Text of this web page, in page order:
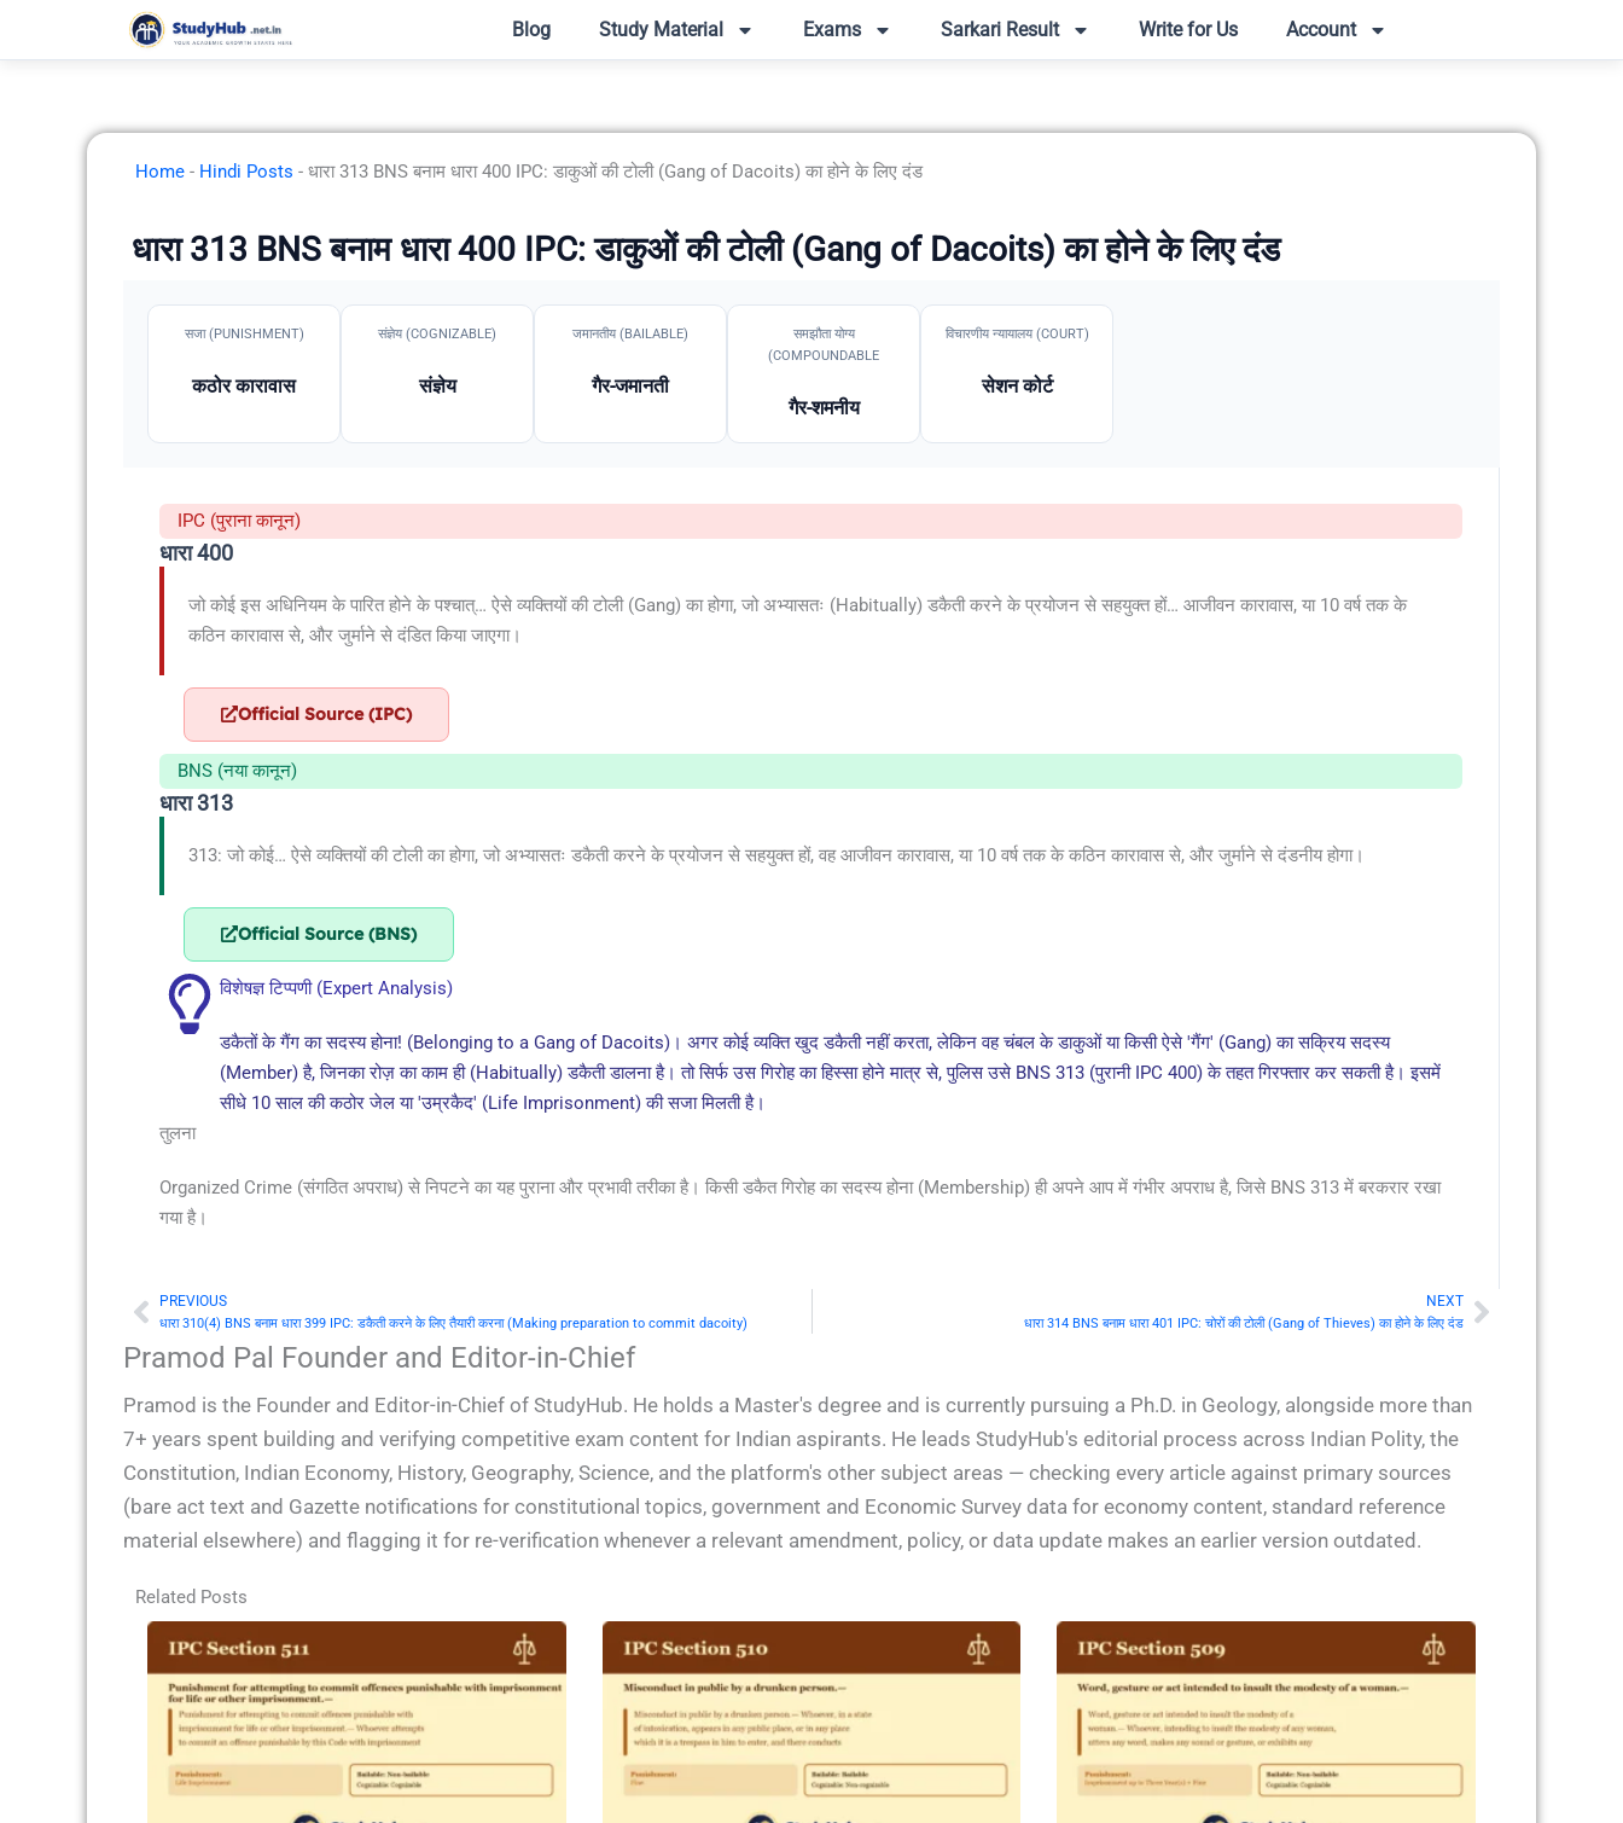
Blog Study Material Exams Sarkari Result Write for Us Account
Home - Hindi Posts - धारा 313 BNS बनाम धारा 400 IPC: डाकुओं की टोली (Gang of Dacoits) का होने के लिए दंड
धारा 313 BNS बनाम धारा 400 IPC: डाकुओं की टोली (Gang of Dacoits) का होने के लिए दंड
सजा (PUNISHMENT)
कठोर कारावास
संज्ञेय (COGNIZABLE)
संज्ञेय
जमानतीय (BAILABLE)
गैर-जमानती
समझौता योग्य
(COMPOUNDABLE
गैर-शमनीय
विचारणीय न्यायालय (COURT)
सेशन कोर्ट
IPC (पुराना कानून)
धारा 400
जो कोई इस अधिनियम के पारित होने के पश्चात्… ऐसे व्यक्तियों की टोली (Gang) का होगा, जो अभ्यासतः (Habitually) डकैती करने के प्रयोजन से सहयुक्त हों… आजीवन कारावास, या 10 वर्ष तक के
कठिन कारावास से, और जुर्माने से दंडित किया जाएगा।
Official Source (IPC)
BNS (नया कानून)
धारा 313
313: जो कोई… ऐसे व्यक्तियों की टोली का होगा, जो अभ्यासतः डकैती करने के प्रयोजन से सहयुक्त हों, वह आजीवन कारावास, या 10 वर्ष तक के कठिन कारावास से, और जुर्माने से दंडनीय होगा।
Official Source (BNS)
विशेषज्ञ टिप्पणी (Expert Analysis)
डकैतों के गैंग का सदस्य होना! (Belonging to a Gang of Dacoits)। अगर कोई व्यक्ति खुद डकैती नहीं करता, लेकिन वह चंबल के डाकुओं या किसी ऐसे 'गैंग' (Gang) का सक्रिय सदस्य
(Member) है, जिनका रोज़ का काम ही (Habitually) डकैती डालना है। तो सिर्फ उस गिरोह का हिस्सा होने मात्र से, पुलिस उसे BNS 313 (पुरानी IPC 400) के तहत गिरफ्तार कर सकती है। इसमें
सीधे 10 साल की कठोर जेल या 'उम्रकैद' (Life Imprisonment) की सजा मिलती है।
तुलना
Organized Crime (संगठित अपराध) से निपटने का यह पुराना और प्रभावी तरीका है। किसी डकैत गिरोह का सदस्य होना (Membership) ही अपने आप में गंभीर अपराध है, जिसे BNS 313 में बरकरार रखा
गया है।
PrevPREVIOUS
धारा 310(4) BNS बनाम धारा 399 IPC: डकैती करने के लिए तैयारी करना (Making preparation to commit dacoity)
NEXT
धारा 314 BNS बनाम धारा 401 IPC: चोरों की टोली (Gang of Thieves) का होने के लिए दंडNext
Pramod Pal Founder and Editor-in-Chief
Pramod is the Founder and Editor-in-Chief of StudyHub. He holds a Master's degree and is currently pursuing a Ph.D. in Geology, alongside more than
7+ years spent building and verifying competitive exam content for Indian aspirants. He leads StudyHub's editorial process across Indian Polity, the
Constitution, Indian Economy, History, Geography, Science, and the platform's other subject areas — checking every article against primary sources
(bare act text and Gazette notifications for constitutional topics, government and Economic Survey data for economy content, standard reference
material elsewhere) and flagging it for re-verification whenever a relevant amendment, policy, or data update makes an earlier version outdated.
Related Posts